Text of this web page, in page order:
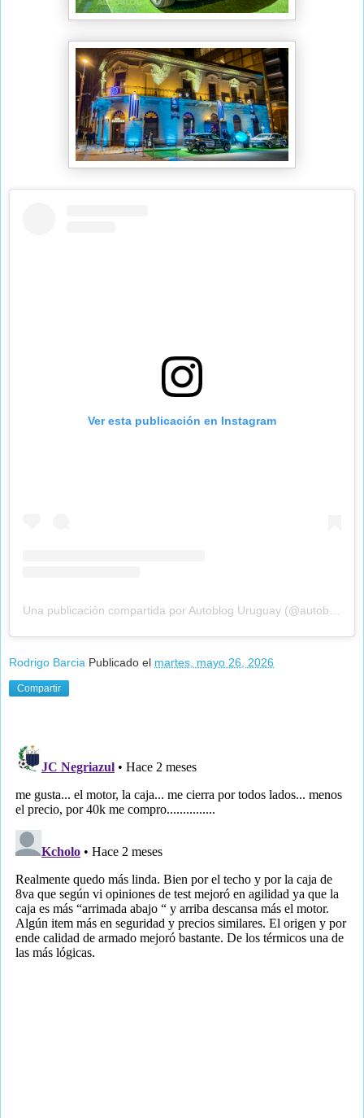
Ver esta publicación en Instagram
Rodrigo Barcia Publicado el martes, mayo 26, 2026
Compartir